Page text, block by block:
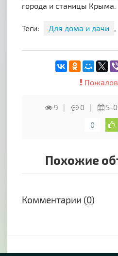
города и станицы Крыма.
Теги: Для дома и дачи ,
9 0
5-
0
Похожие
Комментарии (0)